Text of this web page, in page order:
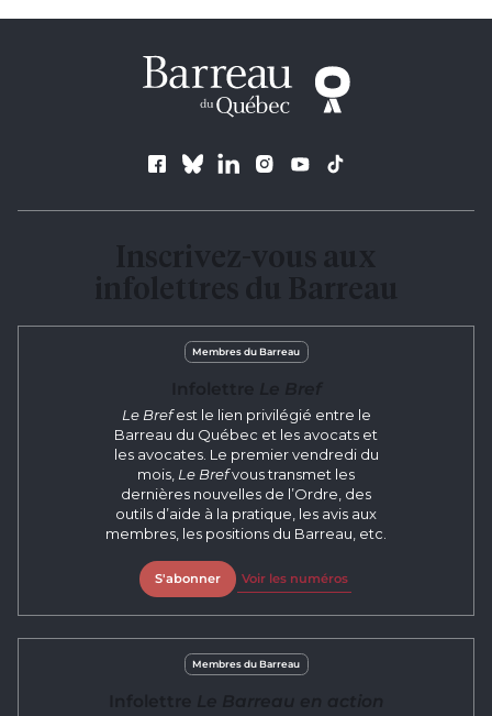
Suivez le Barreau
Membres du Barreau
Le Brefest le lien privilégié entre le
Barreau du Québec et les avocats et
les avocates. Le premier vendredi du
mois, Le Brefvous transmet les
dernières nouvelles de l’Ordre, des
outils d’aide à la pratique, les avis aux
membres, les positions du Barreau, etc.
S'abonner Voir les numéros
Membres du Barreau